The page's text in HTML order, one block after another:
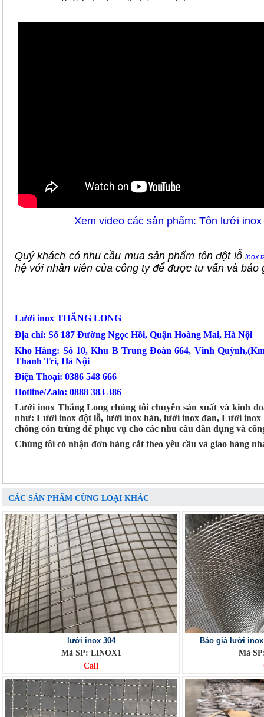
Xem video các sản phẩm: Tôn lưới inox
Quý khách có nhu cầu mua sản phẩm tôn đột lỗ inox
hệ với nhân viên của công ty để được tư vấn và báo
Lưới inox THĂNG LONG
Địa chỉ: Số 187 Đường Ngọc Hồi, Quận Hoàng Mai, Hà Nội
Kho Hàng: Số 10, Khu B Trung Đoàn 664, Vĩnh
Thanh Trì, Hà Nội
Điện Thoại: 0386 548 666
Hotline/Zalo: 0888 383 386
Lưới inox Thăng Long chúng tôi chuyên sản xuất và kinh
như: Lưới inox đột lỗ, lưới inox hàn, lưới inox đan, Lưới inox
chống côn trùng để phục vụ cho các nhu cầu dân dụng và
Chúng tôi có nhận đơn hàng cắt theo yêu cầu và giao hàng
CÁC SẢN PHẨM CÙNG LOẠI KHÁC
lưới inox 304
Mã SP: LINOX1
Call
Báo giá lưới
Mã